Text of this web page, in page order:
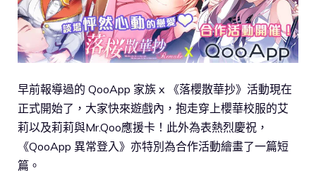
早前報導過的 QooApp 家族 x 《落櫻散華抄》活動現在
正式開始了，大家快來遊戲內，抱走穿上櫻華校服的艾
莉以及莉莉與Mr.Qoo應援卡！此外為表熱烈慶祝，
《QooApp 異常登入》亦特別為合作活動繪畫了一篇短
篇。